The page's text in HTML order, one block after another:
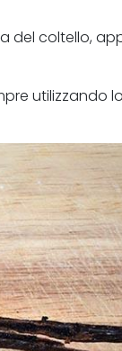
del coltello,
utilizzando